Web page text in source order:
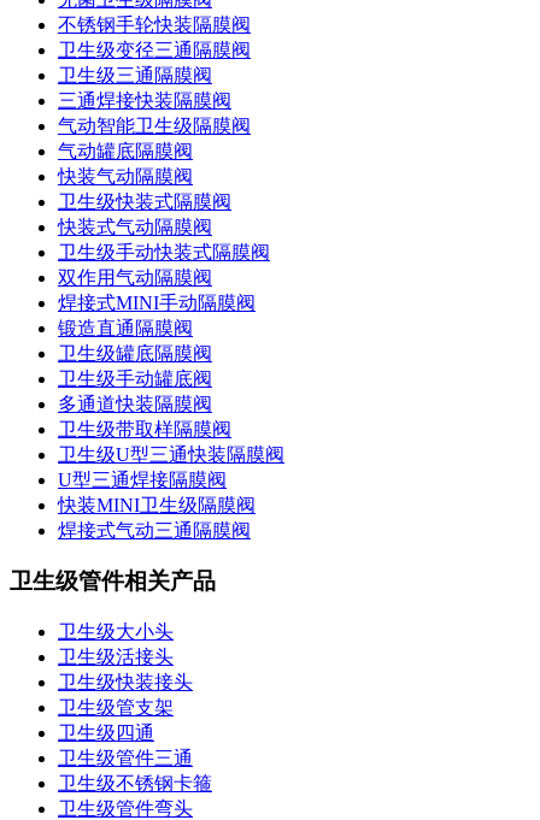
不锈钢手轮快装隔膜阀
卫生级变径三通隔膜阀
卫生级三通隔膜阀
三通焊接快装隔膜阀
气动智能卫生级隔膜阀
气动罐底隔膜阀
快装气动隔膜阀
卫生级快装式隔膜阀
快装式气动隔膜阀
卫生级手动快装式隔膜阀
双作用气动隔膜阀
焊接式MINI手动隔膜阀
锻造直通隔膜阀
卫生级罐底隔膜阀
卫生级手动罐底阀
多通道快装隔膜阀
卫生级带取样隔膜阀
卫生级U型三通快装隔膜阀
U型三通焊接隔膜阀
快装MINI卫生级隔膜阀
焊接式气动三通隔膜阀
卫生级管件相关产品
卫生级大小头
卫生级活接头
卫生级快装接头
卫生级管支架
卫生级四通
卫生级管件三通​
卫生级不锈钢卡箍
卫生级管件弯头